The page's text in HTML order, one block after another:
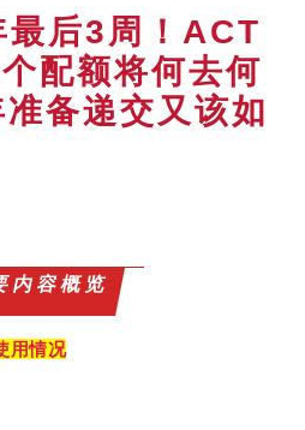
后3周！ACT
配额将何去何
备递交又该如
内容概览
用情况